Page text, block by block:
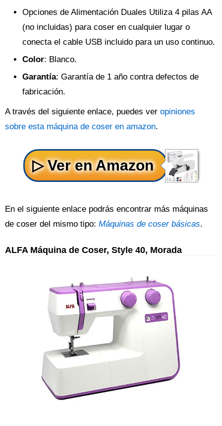
Opciones de Alimentación Duales Utiliza 4 pilas AA
(no incluidas) para coser en cualquier lugar o
conecta el cable USB incluido para un uso continuo.
Color: Blanco.
Garantía: Garantía de 1 año contra defectos de
fabricación.
A través del siguiente enlace, puedes ver opiniones
sobre esta máquina de coser en amazon.
En el siguiente enlace podrás encontrar más máquinas
de coser del mismo tipo: Máquinas de coser básicas.
ALFA Máquina de Coser, Style 40, Morada